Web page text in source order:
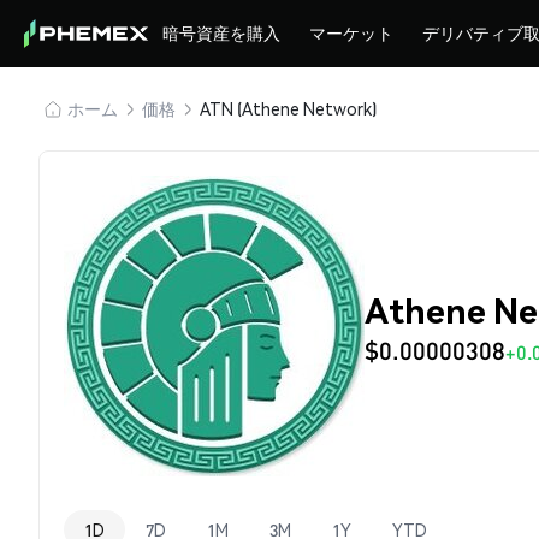
暗号資産を購入 マーケット デリバティブ
ホーム 価格 ATN (Athene Network)
Athene
$0.00000308
1D 7D 1M 3M 1Y YTD